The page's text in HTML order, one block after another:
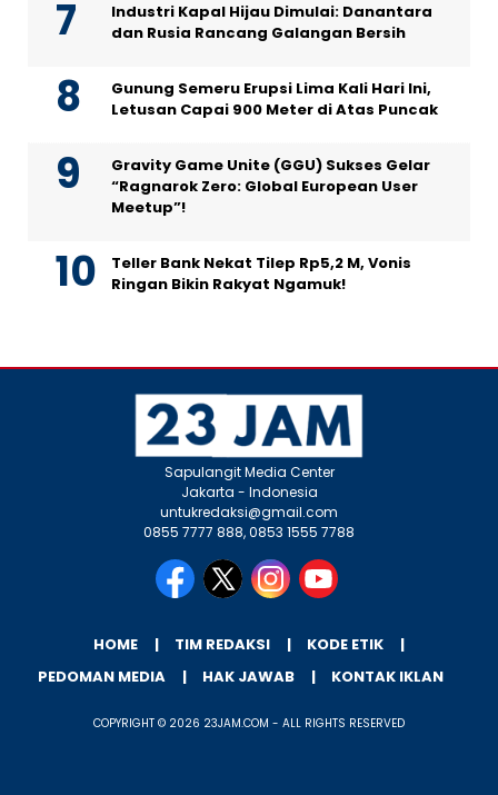
Industri Kapal Hijau Dimulai: Danantara
dan Rusia Rancang Galangan Bersih
Gunung Semeru Erupsi Lima Kali Hari Ini,
Letusan Capai 900 Meter di Atas Puncak
Gravity Game Unite (GGU) Sukses Gelar
“Ragnarok Zero: Global European User
Meetup”!
Teller Bank Nekat Tilep Rp5,2 M, Vonis
Ringan Bikin Rakyat Ngamuk!
Sapulangit Media Center
Jakarta - Indonesia
untukredaksi@gmail.com
0855 7777 888, 0853 1555 7788
HOME TIM REDAKSI
KODE ETIK
PEDOMAN MEDIA
HAK JAWAB KONTAK IKLAN
COPYRIGHT © 2026 23JAM.COM - ALL RIGHTS RESERVED